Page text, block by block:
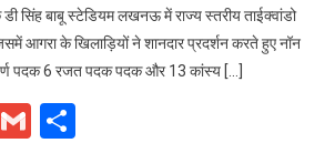
सिंह बाबू स्टेडियम लखनऊ में राज्य स्तरीय ताईक्वांडो
आगरा के खिलाड़ियों ने शानदार प्रदर्शन करते हुए नॉन
पदक 6 रजत पदक पदक और 13 कांस्य […]
GmailShare